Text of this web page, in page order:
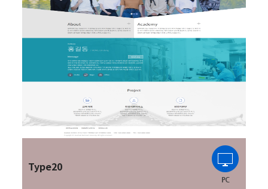
Type20